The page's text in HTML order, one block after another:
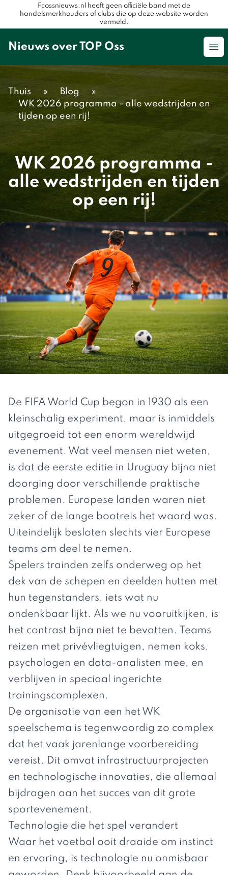
Fcossnieuws.nl heeft geen officiële band met de
handelsmerkhouders of clubs die op deze website worden
vermeld.
Nieuws over TOP Oss
Thuis » Blog
»
WK 2026 programma - alle wedstrijden en
tijden op een rij!
WK 2026 programma -
alle wedstrijden en tijden
op een rij!
De FIFA World Cup begon in 1930 als een
kleinschalig experiment, maar is inmiddels
uitgegroeid tot een enorm wereldwijd
evenement. Wat veel mensen niet weten,
is dat de eerste editie in Uruguay bijna niet
doorging door verschillende praktische
problemen. Europese landen waren niet
zeker of de lange bootreis het waard was.
Uiteindelijk besloten slechts vier Europese
teams om deel te nemen.
Spelers trainden zelfs onderweg op het
dek van de schepen en deelden hutten met
hun tegenstanders, iets wat nu
ondenkbaar lijkt. Als we nu vooruitkijken, is
het contrast bijna niet te bevatten. Teams
reizen met privévliegtuigen, nemen koks,
psychologen en data-analisten mee, en
verblijven in speciaal ingerichte
trainingscomplexen.
De organisatie van een het WK
speelschema is tegenwoordig zo complex
dat het vaak jarenlange voorbereiding
vereist. Dit omvat infrastructuurprojecten
en technologische innovaties, die allemaal
bijdragen aan het succes van dit grote
sportevenement.
Technologie die het spel verandert
Waar het voetbal ooit draaide om instinct
en ervaring, is technologie nu onmisbaar